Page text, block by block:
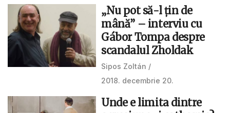
„Nu pot să-l țin de
mână” – interviu cu
Gábor Tompa despre
scandalul Zholdak
Sipos Zoltán
2018. decembrie 20.
Unde e limita dintre